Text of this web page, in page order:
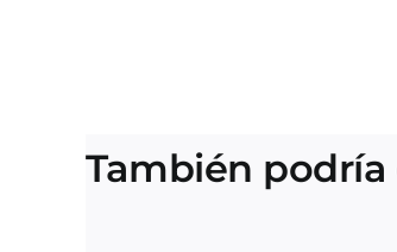
También